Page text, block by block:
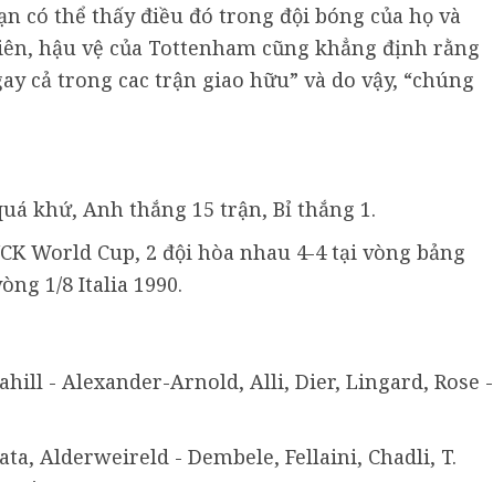
có thể thấy điều đó trong đội bóng của họ và
hậu vệ của Tottenham cũng khẳng định rằng
cả trong cac trận giao hữu” và do vậy, “chúng
khứ, Anh thắng 15 trận, Bỉ thắng 1.
World Cup, 2 đội hòa nhau 4-4 tại vòng bảng
1/8 Italia 1990.
- Alexander-Arnold, Alli, Dier, Lingard, Rose -
Alderweireld - Dembele, Fellaini, Chadli, T.